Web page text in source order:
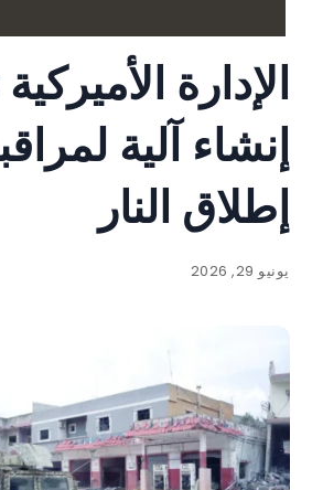
الإدارة
إنشاء آلية
إطلاق النار
يونيو 29, 2026